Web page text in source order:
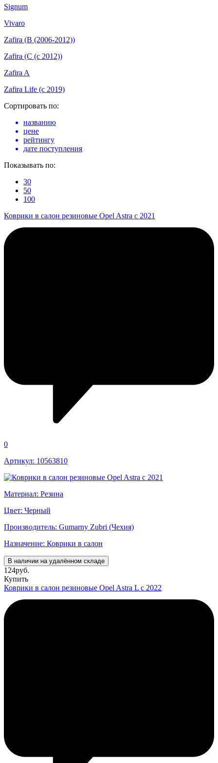
Signum
Vivaro
Zafira (B (2006-2012))
Zafira (C (с 2012))
Zafira A
Zafira Life (с 2019)
Сортировать по:
названию
цене
рейтингу
дате поступления
Показывать по:
30
50
100
Коврики в салон резиновые Opel Astra с 2021
0
Артикул: 10563810
Материал: Резина
Цвет: Черный
Производитель: Gumarny Zubri (Чехия)
Назначение: Коврики в салон
В наличии на удалённом складе
124руб.
Купить
Коврики в салон резиновые Opel Astra L с 2022